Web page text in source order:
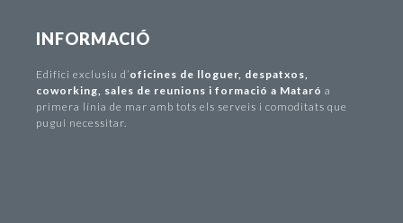
INFORMACIÓ
Edifici exclusiu d ’oficines de lloguer, despatxos,
coworking, sales de reunions i formació a Mataró a
primera línia de mar amb tots els serveis i comoditats que
pugui necessitar.